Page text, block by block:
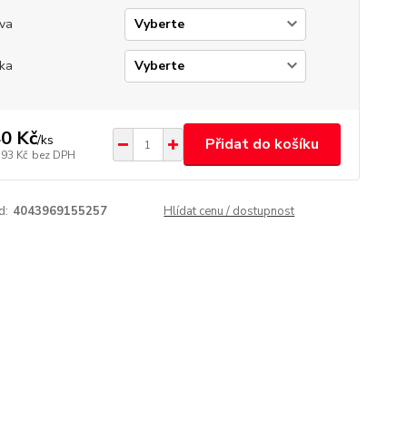
Kč/ks
Kč bez DPH
Přidat do košíku
4043969155257 Hlídat cenu / dostupnost